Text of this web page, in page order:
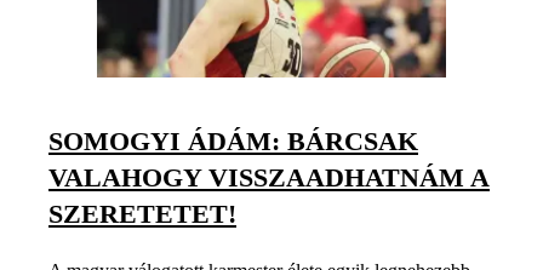
SOMOGYI ÁDÁM: BÁRCSAK
VALAHOGY VISSZAADHATNÁM A
SZERETETET!